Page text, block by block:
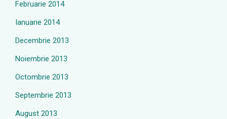
Februarie 2014
Ianuarie 2014
Decembrie 2013
Noiembrie 2013
Octombrie 2013
Septembrie 2013
August 2013